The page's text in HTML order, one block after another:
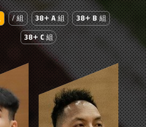
/ 組 38+ A 組 38+ B 組
38+ C 組